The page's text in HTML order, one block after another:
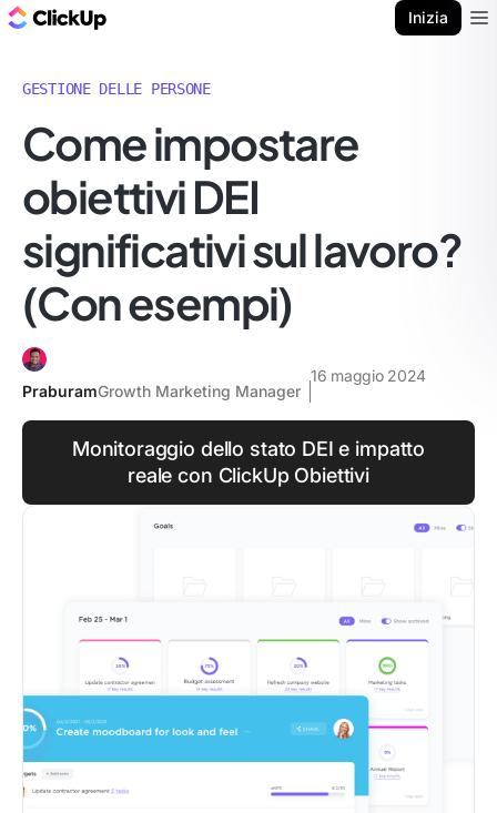
Inizia
GESTIONE DELLE PERSONE
Come impostare
obiettivi DEI
significativi sul lavoro?
(Con esempi)
PraburamGrowth Marketing Manager
16 maggio 2024
Monitoraggio dello stato DEI e impatto
reale con ClickUp Obiettivi